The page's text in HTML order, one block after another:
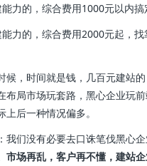
力的，综合费用1000元以内搞
力的，综合费用2000元起，找
候，时间就是钱，几百元建站的
布局市场玩套路，黑心企业玩
上后一种情况偏多。
我们没有必要去口诛笔伐黑心
市场再乱，客户再不懂，建站